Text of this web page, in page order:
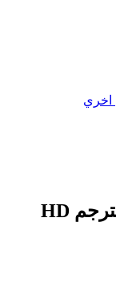
اخري